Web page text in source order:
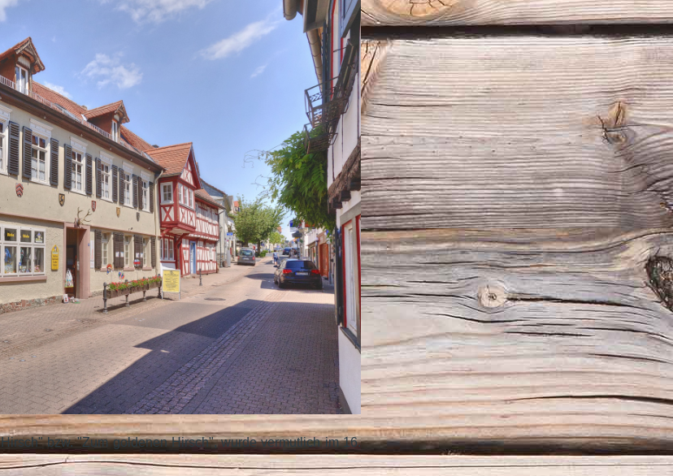
bzw. "Zum goldenen Hirsch", wurde vermutlich im 16.